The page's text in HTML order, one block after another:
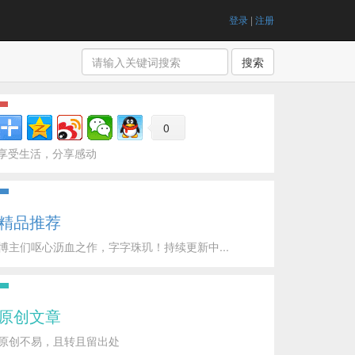
登录 | 注册
搜索
0
受生活，分享感动
品推荐
主们呕心沥血之作，字字珠玑！持续更新中...
创文章
创不易，且转且留出处